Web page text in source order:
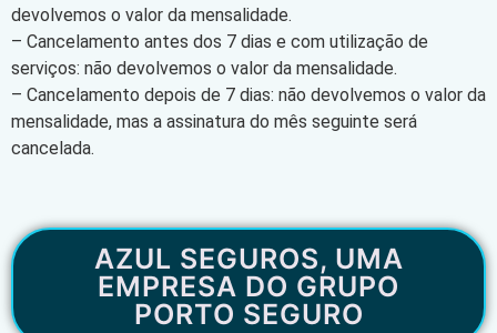
devolvemos o valor da mensalidade.
– Cancelamento antes dos 7 dias e com utilização de
serviços: não devolvemos o valor da mensalidade.
– Cancelamento depois de 7 dias: não devolvemos o valor da
mensalidade, mas a assinatura do mês seguinte será
cancelada.
AZUL SEGUROS, UMA
EMPRESA DO GRUPO
PORTO SEGURO